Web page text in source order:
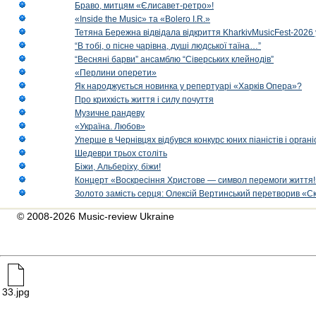
Браво, митцям «Єлисавет-ретро»!
«Inside the Music» та «Bolero I.R.»
Тетяна Бережна відвідала відкриття KharkivMusicFest-2026
“В тобі, о пісне чарівна, душі людської таїна…”
“Весняні барви” ансамблю “Сіверських клейнодів”
«Перлини оперети»
Як народжується новинка у репертуарі «Харків Опера»?
Про крихкість життя і силу почуття
Музичне рандеву
«Україна. Любов»
Уперше в Чернівцях відбувся конкурс юних піаністів і
Шедеври трьох століть
Біжи, Альберіху, біжи!
Концерт «Воскресіння Христове — символ перемоги
Золото замість серця: Олексій Вертинський перетворив
© 2008-2026 Music-review Ukraine
33.jpg